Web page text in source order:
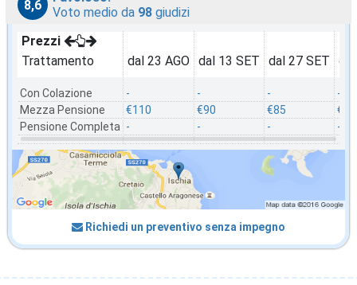
8,6
Voto medio da 98 giudizi
Prezzi
Trattamento
Con Colazione
Mezza Pensione
Pensione Completa
dal 23 AGO
-
€110
-
dal 13 SET
-
€90
-
dal 27 SET
-
€85
-
-
€80
-
Richiedi un preventivo senza impegno